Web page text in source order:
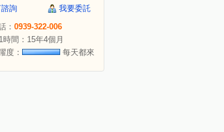
詢
我要委託
： 0939-322-006
時間：15年4個月
度：
每天都來